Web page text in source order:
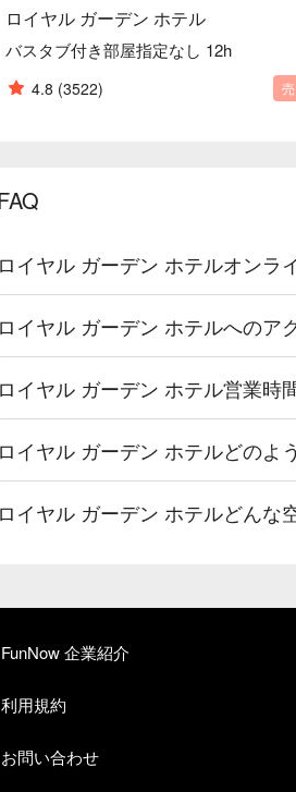
ロイヤル ガーデン ホテル
バスタブ付き部屋指定なし 12h
4.8 (3522)
ロイヤル ガーデン ホテルオンラ
ロイヤル ガーデン ホテルへのア
ロイヤル ガーデン ホテル営業時
ロイヤル ガーデン ホテルどのよ
ロイヤル ガーデン ホテルどんな
FunNow 企業紹介
利用規約
お問い合わせ